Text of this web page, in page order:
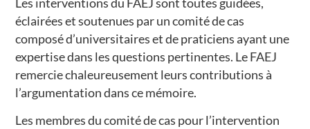
éclairées et soutenues par un comité de cas
composé d’universitaires et de praticiens ayant une
expertise dans les questions pertinentes. Le FAEJ
remercie chaleureusement leurs contributions à
l’argumentation dans ce mémoire.
Les membres du comité de cas pour l’intervention